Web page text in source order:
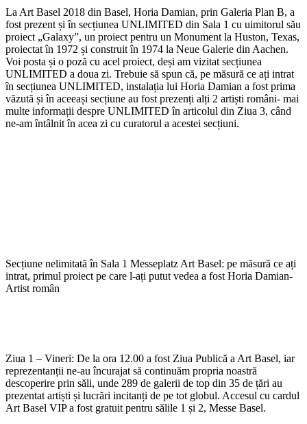
La Art Basel 2018 din Basel, Horia Damian, prin Galeria Plan B, a
fost prezent și în secțiunea UNLIMITED din Sala 1 cu uimitorul său
proiect „Galaxy”, un proiect pentru un Monument la Huston, Texas,
proiectat în 1972 și construit în 1974 la Neue Galerie din Aachen.
Voi posta și o poză cu acel proiect, deși am vizitat secțiunea
UNLIMITED a doua zi. Trebuie să spun că, pe măsură ce ați intrat
în secțiunea UNLIMITED, instalația lui Horia Damian a fost prima
văzută și în aceeași secțiune au fost prezenți alți 2 artiști români- mai
multe informații despre UNLIMITED în articolul din Ziua 3, când
ne-am întâlnit în acea zi cu curatorul a acestei secțiuni.
Secțiune nelimitată în Sala 1 Messeplatz Art Basel: pe măsură ce ați
intrat, primul proiect pe care l-ați putut vedea a fost Horia Damian-
Artist român
Ziua 1 – Vineri: De la ora 12.00 a fost Ziua Publică a Art Basel, iar
reprezentanții ne-au încurajat să continuăm propria noastră
descoperire prin săli, unde 289 de galerii de top din 35 de țări au
prezentat artiști și lucrări incitanți de pe tot globul. Accesul cu cardul
Art Basel VIP a fost gratuit pentru sălile 1 și 2, Messe Basel.